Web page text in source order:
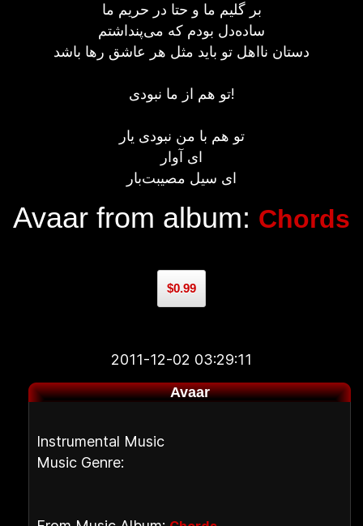
بر گلیم ما و حتا در حریم ما
ساده‌دل بودم که می‌پنداشتم
دستان نااهل تو باید مثل هر عاشق رها باشد
تو هم از ما نبودی!
تو هم با من نبودی یار
ای آوار
ای سیل مصیبت‌بار
Avaar from album: Chords
$0.99
2011-12-02 03:29:11
Avaar
Instrumental Music
Music Genre: